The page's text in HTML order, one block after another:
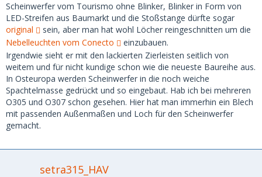
Scheinwerfer vom Tourismo ohne Blinker, Blinker in Form von
LED-Streifen aus Baumarkt und die Stoßstange dürfte sogar
original
sein, aber man hat wohl Löcher reingeschnitten um die
Nebelleuchten vom Conecto
einzubauen.
Irgendwie sieht er mit den lackierten Zierleisten seitlich von
weitem und für nicht kundige schon wie die neueste Baureihe aus.
In Osteuropa werden Scheinwerfer in die noch weiche
Spachtelmasse gedrückt und so eingebaut. Hab ich bei mehreren
O305 und O307 schon gesehen. Hier hat man immerhin ein Blech
mit passenden Außenmaßen und Loch für den Scheinwerfer
gemacht.
setra315_HAV